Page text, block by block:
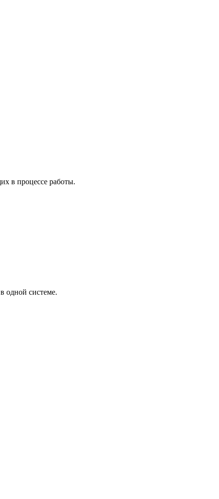
в процессе работы.
одной системе.